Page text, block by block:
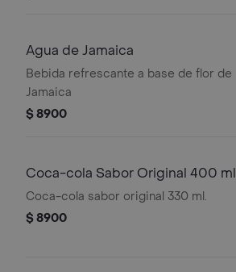
Agua de Jamaica
Bebida refrescante a base de flor de
Jamaica
$ 8900
Coca-cola Sabor Original 400 ml
Coca-cola sabor original 330 ml.
$ 8900